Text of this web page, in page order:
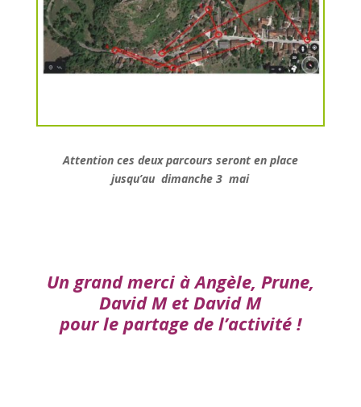
Attention ces deux parcours seront en place
jusqu’au dimanche 3 mai
Un grand merci à Angèle, Prune,
David M et David M
pour le partage de l’activité !